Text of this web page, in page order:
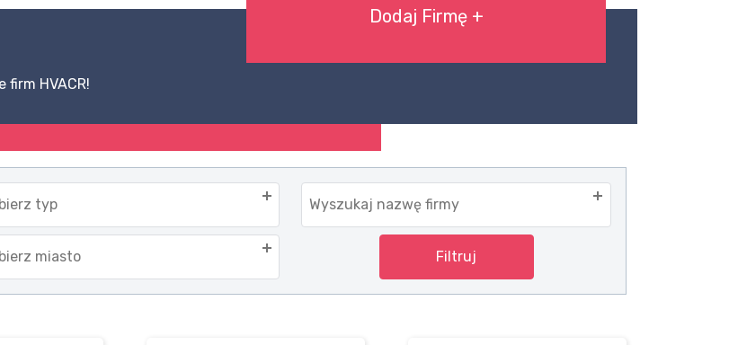
HVACR!
Dodaj Firmę +
typ Wyszukaj nazwę firmy
miasto Filtruj